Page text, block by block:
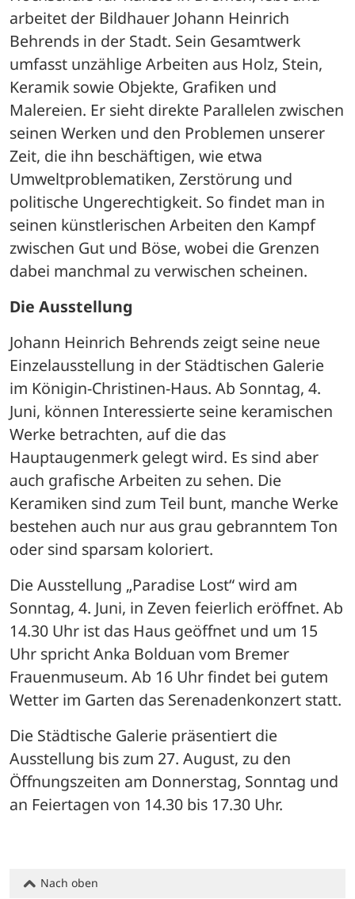
arbeitet der Bildhauer Johann Heinrich
Behrends in der Stadt. Sein Gesamtwerk
umfasst unzählige Arbeiten aus Holz, Stein,
Keramik sowie Objekte, Grafiken und
Malereien. Er sieht direkte Parallelen zwischen
seinen Werken und den Problemen unserer
Zeit, die ihn beschäftigen, wie etwa
Umweltproblematiken, Zerstörung und
politische Ungerechtigkeit. So findet man in
seinen künstlerischen Arbeiten den Kampf
zwischen Gut und Böse, wobei die Grenzen
dabei manchmal zu verwischen scheinen.
Die Ausstellung
Johann Heinrich Behrends zeigt seine neue
Einzelausstellung in der Städtischen Galerie
im Königin-Christinen-Haus. Ab Sonntag, 4.
Juni, können Interessierte seine keramischen
Werke betrachten, auf die das
Hauptaugenmerk gelegt wird. Es sind aber
auch grafische Arbeiten zu sehen. Die
Keramiken sind zum Teil bunt, manche Werke
bestehen auch nur aus grau gebranntem Ton
oder sind sparsam koloriert.
Die Ausstellung „Paradise Lost“ wird am
Sonntag, 4. Juni, in Zeven feierlich eröffnet. Ab
14.30 Uhr ist das Haus geöffnet und um 15
Uhr spricht Anka Bolduan vom Bremer
Frauenmuseum. Ab 16 Uhr findet bei gutem
Wetter im Garten das Serenadenkonzert statt.
Die Städtische Galerie präsentiert die
Ausstellung bis zum 27. August, zu den
Öffnungszeiten am Donnerstag, Sonntag und
an Feiertagen von 14.30 bis 17.30 Uhr.
Nach oben